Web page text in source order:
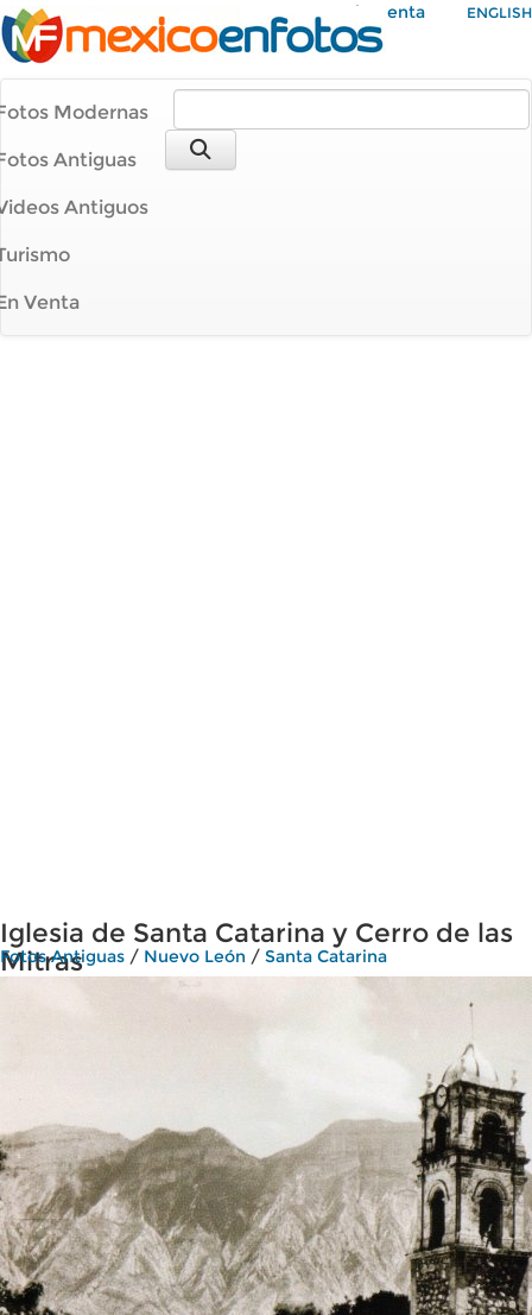
Mi Cuenta ENGLISH
Modernas
Antiguas
Antiguos
Venta
Iglesia de Santa Catarina y Cerro de las
Mitras
Fotos Antiguas / Nuevo León / Santa Catarina